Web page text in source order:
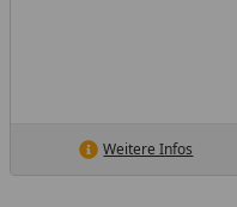
Weitere Infos